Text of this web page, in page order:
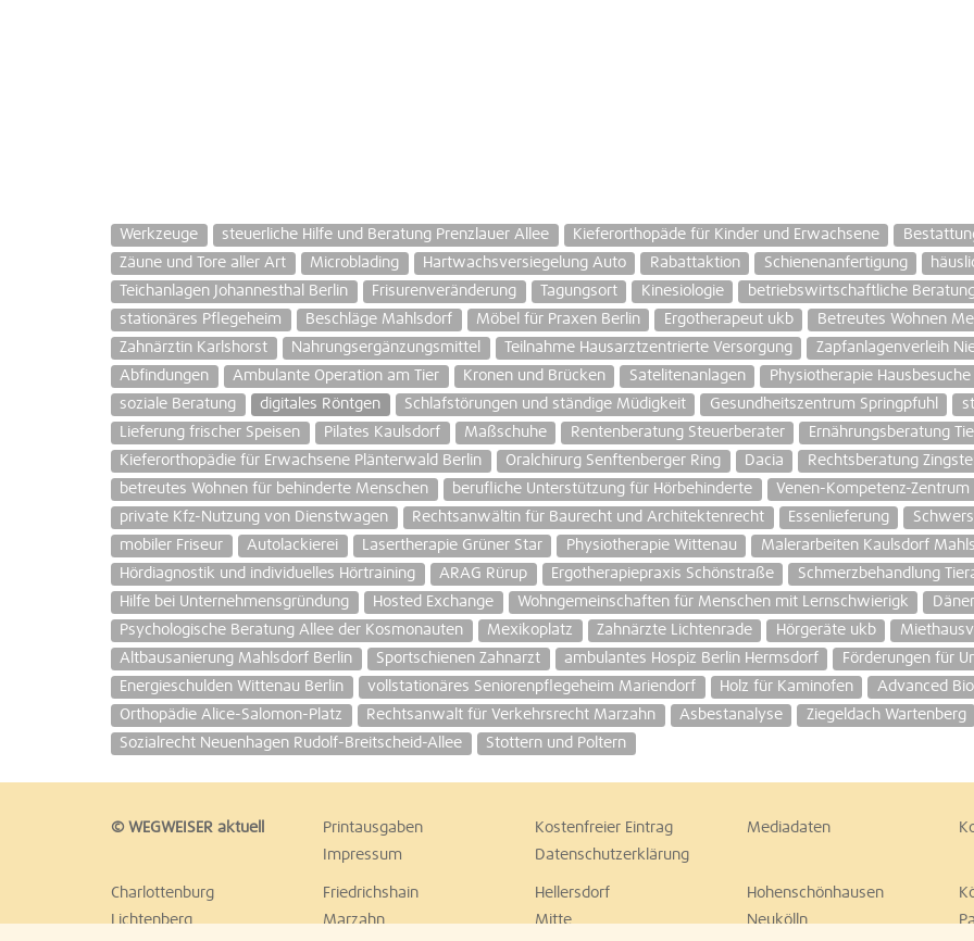
Werkzeuge steuerliche Hilfe und Beratung Prenzlauer Allee Kieferorthopäde für Kinder und Erwachsene
Zäune und Tore aller Art
Microblading Hartwachsversiegelung Auto Rabattaktion Schienenanfertigung
Teichanlagen Johannesthal Berlin
Frisurenveränderung Tagungsort Kinesiologie betriebswirtschaftliche
stationäres Pflegeheim
Beschläge Mahlsdorf Möbel für Praxen Berlin Ergotherapeut ukb
Betreutes Wohnen
Zahnärztin Karlshorst
Nahrungsergänzungsmittel Teilnahme Hausarztzentrierte Versorgung Zapfanlagenverleih
Abfindungen
Ambulante Operation am Tier Kronen und Brücken Satelitenanlagen Physiotherapie Hausbesuche
soziale Beratung
digitales Röntgen Schlafstörungen und ständige Müdigkeit Gesundheitszentrum Springpfuhl
Lieferung frischer Speisen
Pilates Kaulsdorf Maßschuhe Rentenberatung Steuerberater Ernährungsberatung
Kieferorthopädie für Erwachsene Plänterwald Berlin
Oralchirurg Senftenberger Ring Dacia
Rechtsberatung
betreutes Wohnen für behinderte Menschen
berufliche Unterstützung für Hörbehinderte Venen-Kompetenz-Zentrum
private Kfz-Nutzung von Dienstwagen
Rechtsanwältin für Baurecht und Architektenrecht Essenlieferung
mobiler Friseur
Autolackierei Lasertherapie Grüner Star Physiotherapie Wittenau Malerarbeiten Kaulsdorf
Hördiagnostik und individuelles Hörtraining
ARAG Rürup Ergotherapiepraxis Schönstraße Schmerzbehandlung
Hilfe bei Unternehmensgründung
Hosted Exchange Wohngemeinschaften für Menschen mit Lernschwierigk
Psychologische Beratung Allee der Kosmonauten
Mexikoplatz Zahnärzte Lichtenrade Hörgeräte ukb
Altbausanierung Mahlsdorf Berlin
Sportschienen Zahnarzt ambulantes Hospiz Berlin Hermsdorf
Förderungen für
Energieschulden Wittenau Berlin
vollstationäres Seniorenpflegeheim Mariendorf Holz für Kaminofen Advanced
Orthopädie Alice-Salomon-Platz
Rechtsanwalt für Verkehrsrecht Marzahn Asbestanalyse Ziegeldach Wartenberg
Sozialrecht Neuenhagen Rudolf-Breitscheid-Allee
Stottern und Poltern
© WEGWEISER aktuell Printausgaben Kostenfreier Eintrag Mediadaten
Impressum
Datenschutzerklärung
Charlottenburg Friedrichshain Hellersdorf Hohenschönhausen
Lichtenberg
Marzahn Mitte Neukölln